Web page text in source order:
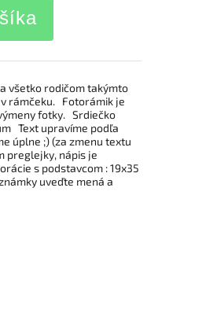
všetko rodičom takýmto
rámčeku. Fotorámik je
fotky. Srdiečko
Text upravíme podľa
úplne ;) (za zmenu textu
preglejky, nápis je
s podstavcom : 19x35
uveďte mená a